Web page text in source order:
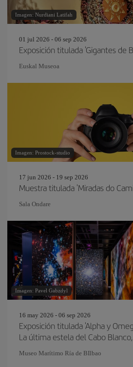
Imagen: Nurdiani Latifah
01 jul 2026 - 06 sep 2026
Exposición titulada 'Gigantes de
Euskal Museoa
Imagen: Prostock-studio
17 jun 2026 - 19 sep 2026
Muestra titulada 'Miradas do
Sala Ondare
Imagen: Pavel Gabzdyl
16 may 2026 - 06 sep 2026
Exposición titulada 'Alpha y
La última estela del Cabo
Museo Marítimo Ría de BIlbao